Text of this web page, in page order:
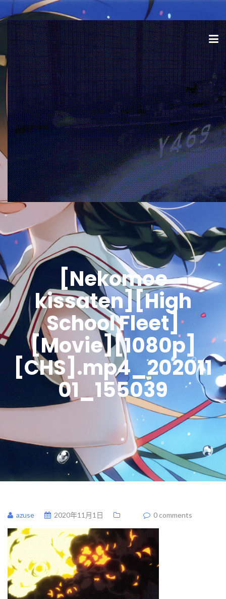
[Nekomoe
kissaten][High
School Fleet]
[Movie][1080p]
[CHS].mp4_202011
01_155039
azuse 2020年11月1日 0 comments